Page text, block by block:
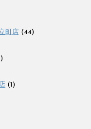
町店 (44)
(1)